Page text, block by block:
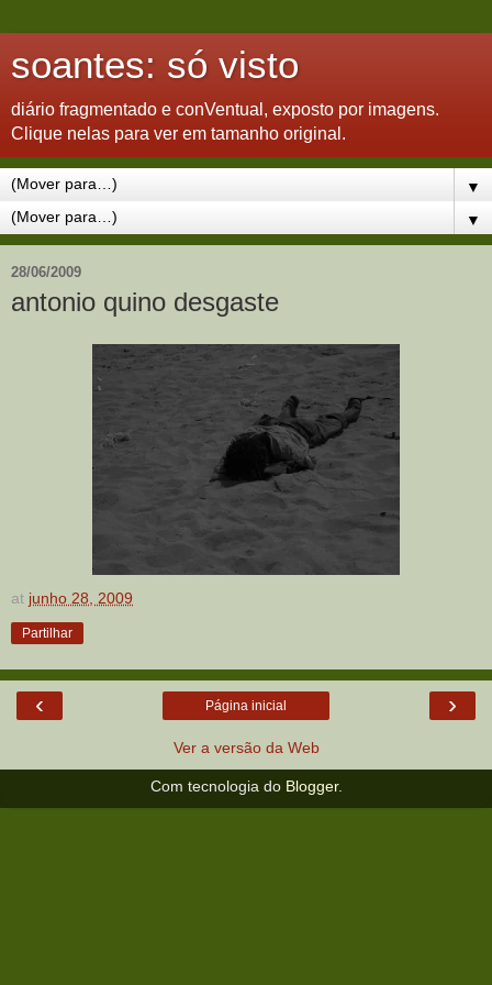
soantes: só visto
diário fragmentado e conVentual, exposto por imagens.
Clique nelas para ver em tamanho original.
▼
▼
28/06/2009
antonio quino desgaste
at junho 28, 2009
Partilhar
‹ ›
Página inicial
Ver a versão da Web
Com tecnologia do Blogger.